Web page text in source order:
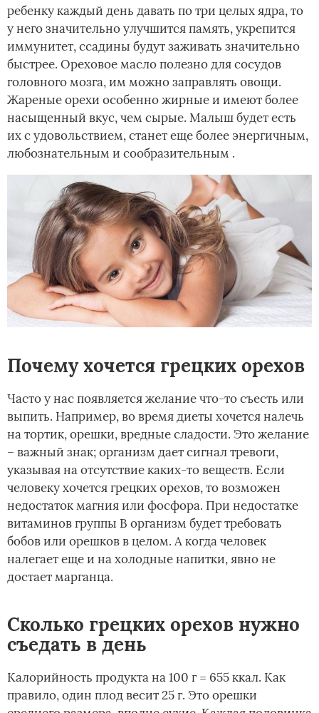
ребенку каждый день давать по три целых ядра, то
у него значительно улучшится память, укрепится
иммунитет, ссадины будут заживать значительно
быстрее. Ореховое масло полезно для сосудов
головного мозга, им можно заправлять овощи.
Жареные орехи особенно жирные и имеют более
насыщенный вкус, чем сырые. Малыш будет есть
их с удовольствием, станет еще более энергичным,
любознательным и сообразительным .
Почему хочется грецких орехов
Часто у нас появляется желание что-то съесть или
выпить. Например, во время диеты хочется налечь
на тортик, орешки, вредные сладости. Это желание
– важный знак; организм дает сигнал тревоги,
указывая на отсутствие каких-то веществ. Если
человеку хочется грецких орехов, то возможен
недостаток магния или фосфора. При недостатке
витаминов группы В организм будет требовать
бобов или орешков в целом. А когда человек
налегает еще и на холодные напитки, явно не
достает марганца.
Сколько грецких орехов нужно
съедать в день
Калорийность продукта на 100 г = 655 ккал. Как
правило, один плод весит 25 г. Это орешки